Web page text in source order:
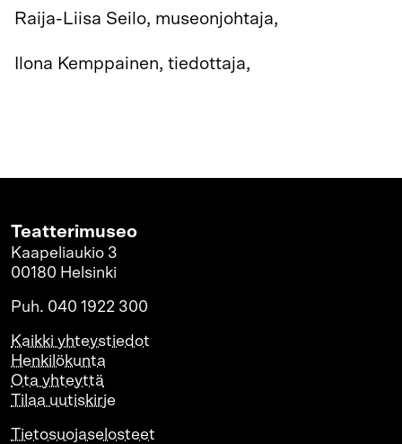
Raija-Liisa Seilo, museonjohtaja,
Ilona Kemppainen, tiedottaja,
Teatterimuseo
Kaapeliaukio 3
00180 Helsinki
Puh. 040 1922 300
Kaikki yhteystiedot
Henkilökunta
Ota yhteyttä
Tilaa uutiskirje
Tietosuojaselosteet